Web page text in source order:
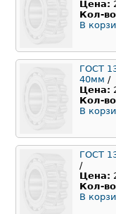
Цена:
Кол-
В
ГОСТ
40мм /
Цена:
Кол-
В
ГОСТ
/
Цена:
Кол-
В